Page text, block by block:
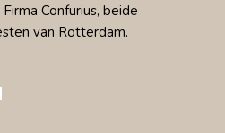
Confurius, beide
van Rotterdam.